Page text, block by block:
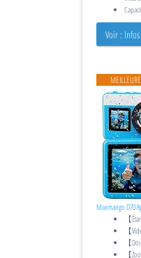
Voir :
Maxmango D70
【
【
【
【